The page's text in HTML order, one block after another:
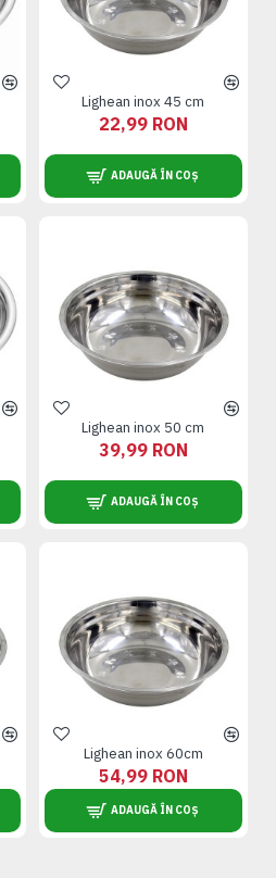
Lighean inox 45 cm
22,99 RON
ADAUGĂ ÎN COȘ
Lighean inox 50 cm
39,99 RON
ADAUGĂ ÎN COȘ
Lighean inox 60cm
54,99 RON
ADAUGĂ ÎN COȘ